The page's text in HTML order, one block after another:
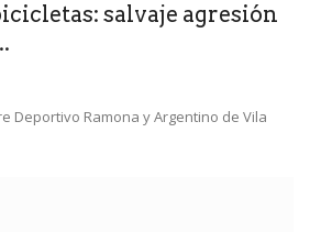
salvaje agresión
Deportivo Ramona y Argentino de Vila